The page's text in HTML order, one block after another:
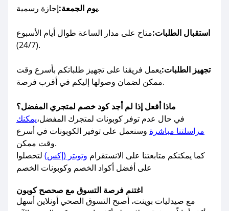
يوم الجمعة:إجازة رسمية.
استقبال الطلبات:متاح على مدار الساعة طوال أيام الأسبوع
(24/7).
تجهيز الطلبات:يعمل فريقنا على تجهيز طلباتكم بأسرع وقت
ممكن لضمان وصولها إليكم في أقرب فرصة.
ماذا أفعل إذا لم أجد كود خصم لمتجري المفضل؟
في حال عدم توفر كوبونات لمتجرك المفضل،يمكنك
مراسلتنا مباشرة وسنعمل على توفير الكوبونات في أسرع
وقت ممكن.
كما يمكنكم متابعتنا على الانستقرام وتويتر (إكس) لتحصلوا
على أفضل أكواد الخصم وكوبونات الخصم
اغتنم فرصة التسوق مع صحصح كوبون
مع صيدليات بوينت، أصبح التسوق الصحي أونلاين أسهل